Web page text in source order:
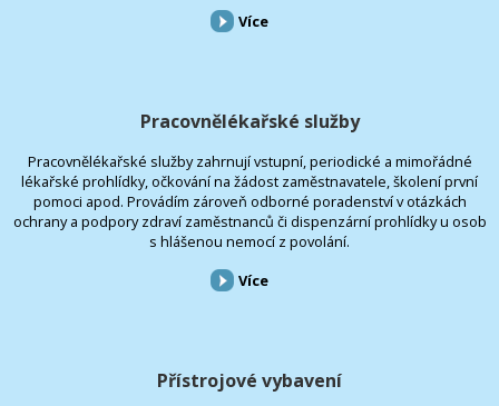
Více
Pracovnělékařské služby
Pracovnělékařské služby zahrnují vstupní, periodické a mimořádné
lékařské prohlídky, očkování na žádost zaměstnavatele, školení první
pomoci apod. Provádím zároveň odborné poradenství v otázkách
ochrany a podpory zdraví zaměstnanců či dispenzární prohlídky u osob
s hlášenou nemocí z povolání.
Více
Přístrojové vybavení